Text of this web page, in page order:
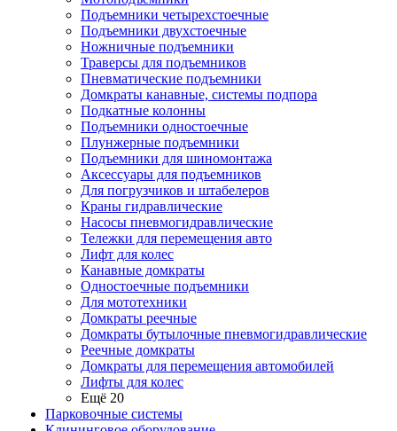
Подъемники четырехстоечные
Подъемники двухстоечные
Ножничные подъемники
Траверсы для подъемников
Пневматические подъемники
Домкраты канавные, системы подпора
Подкатные колонны
Подъемники одностоечные
Плунжерные подъемники
Подъемники для шиномонтажа
Аксессуары для подъемников
Для погрузчиков и штабелеров
Краны гидравлические
Насосы пневмогидравлические
Тележки для перемещения авто
Лифт для колес
Канавные домкраты
Одностоечные подъемники
Для мототехники
Домкраты реечные
Домкраты бутылочные пневмогидравлические
Реечные домкраты
Домкраты для перемещения автомобилей
Лифты для колес
Ещё 20
Парковочные системы